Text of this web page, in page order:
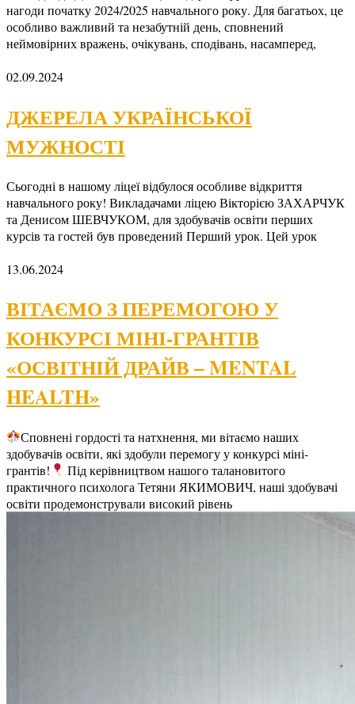
нагоди початку 2024/2025 навчального року. Для багатьох, це
особливо важливий та незабутній день, сповнений
неймовірних вражень, очікувань, сподівань, насамперед,
02.09.2024
ДЖЕРЕЛА УКРАЇНСЬКОЇ
МУЖНОСТІ
Сьогодні в нашому ліцеї відбулося особливе відкриття
навчального року! Викладачами ліцею Вікторією ЗАХАРЧУК
та Денисом ШЕВЧУКОМ, для здобувачів освіти перших
курсів та гостей був проведений Перший урок. Цей урок
13.06.2024
ВІТАЄМО З ПЕРЕМОГОЮ У
КОНКУРСІ МІНІ-ГРАНТІВ
«ОСВІТНІЙ ДРАЙВ – MENTAL
HEALTH»
Сповнені гордості та натхнення, ми вітаємо наших
здобувачів освіти, які здобули перемогу у конкурсі міні-
грантів!
Під керівництвом нашого талановитого
практичного психолога Тетяни ЯКИМОВИЧ, наші здобувачі
освіти продемонстрували високий рівень